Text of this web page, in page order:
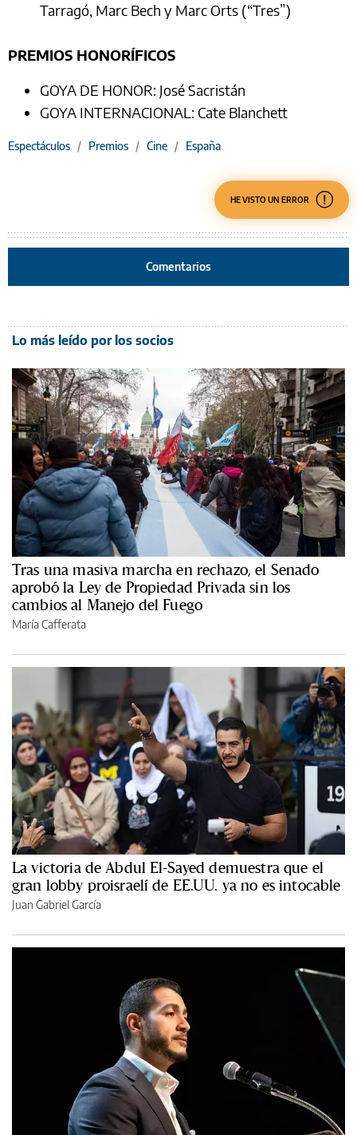
Tarragó, Marc Bech y Marc Orts (“Tres”)
PREMIOS HONORÍFICOS
GOYA DE HONOR: José Sacristán
GOYA INTERNACIONAL: Cate Blanchett
Espectáculos / Premios / Cine / España
HE VISTO UN ERROR
Comentarios
Lo más leído por los socios
Tras una masiva marcha en rechazo, el Senado
aprobó la Ley de Propiedad Privada sin los
cambios al Manejo del Fuego
María Cafferata
La victoria de Abdul El-Sayed demuestra que el
gran lobby proisraelí de EE.UU. ya no es intocable
Juan Gabriel García